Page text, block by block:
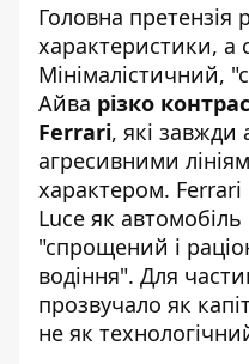
Головна претензія
характеристики, а
Мінімалістичний,
Айва різко
Ferrari, які завжди
агресивними
характером. Ferrari
Luce як
"спрощений і
водіння". Для
прозвучало як
не як